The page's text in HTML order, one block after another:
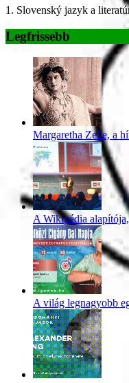
1. Slovenský jazyk a
Legfrissebb
Margaretha Zelle, a
A Wikipédia
A világ legnagyobb